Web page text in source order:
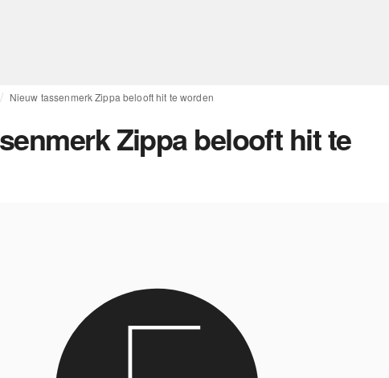
Nieuw tassenmerk Zippa belooft hit te worden
Zippa belooft hit te